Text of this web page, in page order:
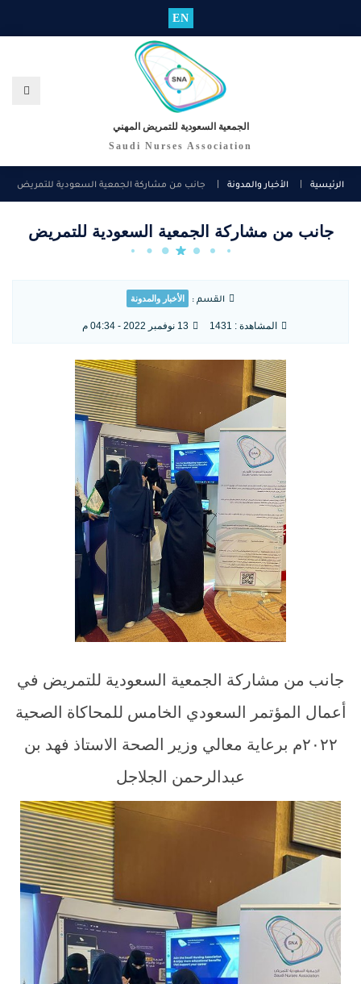
EN
الجمعية السعودية للتمريض المهني
Saudi Nurses Association
الرئيسية الأخبار والمدونة جانب من مشاركة الجمعية السعودية للتمريض
جانب من مشاركة الجمعية السعودية للتمريض
القسم : الأخبار والمدونة
المشاهدة : 1431 13 نوفمبر 2022 - 04:34 م
جانب من مشاركة الجمعية السعودية للتمريض في
أعمال المؤتمر السعودي الخامس للمحاكاة الصحية
٢٠٢٢م برعاية معالي وزير الصحة الاستاذ فهد بن
عبدالرحمن الجلاجل